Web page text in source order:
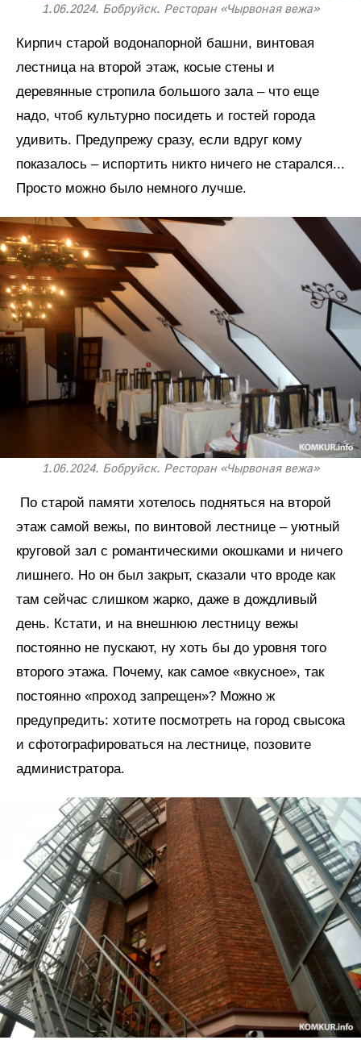
1.06.2024. Бобруйск. Ресторан «Чырвоная вежа»
Кирпич старой водонапорной башни, винтовая
лестница на второй этаж, косые стены и
деревянные стропила большого зала – что еще
надо, чтоб культурно посидеть и гостей города
удивить. Предупрежу сразу, если вдруг кому
показалось – испортить никто ничего не старался...
Просто можно было немного лучше.
1.06.2024. Бобруйск. Ресторан «Чырвоная вежа»
По старой памяти хотелось подняться на второй
этаж самой вежы, по винтовой лестнице – уютный
круговой зал с романтическими окошками и ничего
лишнего. Но он был закрыт, сказали что вроде как
там сейчас слишком жарко, даже в дождливый
день. Кстати, и на внешнюю лестницу вежы
постоянно не пускают, ну хоть бы до уровня того
второго этажа. Почему, как самое «вкусное», так
постоянно «проход запрещен»? Можно ж
предупредить: хотите посмотреть на город свысока
и сфотографироваться на лестнице, позовите
администратора.